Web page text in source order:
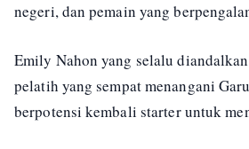
negeri, dan pemain yang
Emily Nahon yang selalu
pelatih yang sempat menangani
berpotensi kembali starter untuk